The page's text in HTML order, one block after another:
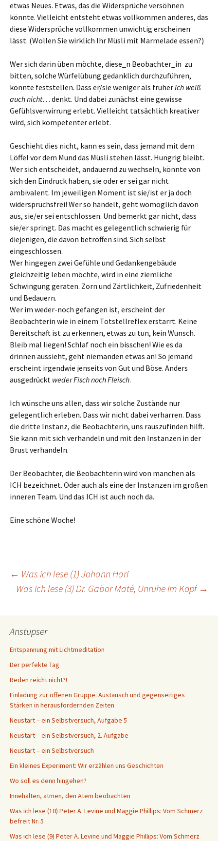
etwas Neues. Etwas, das die Widersprüche versöhnen
könnte. Vielleicht entsteht etwas vollkommen anderes, das
diese Widersprüche vollkommen unwichtig erscheinen
lässt. (Wollen Sie wirklich Ihr Müsli mit Marmelade essen?)
Wer sich darin üben möchte, diese_n Beobachter_in zu
bitten, solche Würfelübung gedanklich durchzuführen,
könnte feststellen. Dass er/sie weniger als früherIch weiß
auch nicht… denkt. Und dabei zunächst eine gewisse
Gefühlsverwirrung erlebt. Vielleicht tatsächlich kreativer
wird, sich kompetenter erlebt.
Geschieht dies nicht, kann es sein, dass jemand mit dem
Löffel vor dem Mund das Müsli stehen lässt. Hungrig bleibt.
Wer sich entscheidet, andauernd zu wechseln, könnte von
sich den Eindruck haben, sie oder er sei gar nicht
ambivalent. Im jeweiligen Moment ist sie/ist er ja doch
widerspruchsfrei! Wer so handelt, geht womöglich davon
aus, sie/er sei entschlossen. Und bemerkt gar nicht, dass
sie/er springt. Das macht es gelegentlich schwierig für
diejenigen, die davon betroffen sind. Sich selbst
eingeschlossen.
Wer hingegen zwei Gefühle und Gedankengebäude
gleichzeitig leben möchte, wird in eine ziemliche
Schwingung geraten. Zorn und Zärtlichkeit, Zufriedenheit
und Bedauern.
Wer im weder-noch gefangen ist, erscheint der
Beobachterin wie in einem Totstellreflex erstarrt. Keine
Bereitschaft ist zu erkennen, etwas zu tun, kein Wunsch.
Bleib mal liegen! Schlaf noch ein bisschen! Wie es da
drinnen aussieht, geht niemanden etwas an! So jemand
erscheint irgendwie jenseits von Gut und Böse. Anders
ausgedrückt weder Fisch noch Fleisch.
Ich wünsche uns allen, dass wir solche Zustände nur
gelegentlich erleben. Dass wir nicht dabei verharren. Dass
die dritte Instanz, die Beobachterin, uns rauszufinden hilft.
Sie kann mit sich verhandeln und mit den Instanzen in der
Brust verhandeln.
Der Beobachter, die Beobachterin wird von manchen als
ICH bezeichnet. Oder auch als eine der Instanzen im großen
inneren Team. Und das ICH ist auch noch da.
Eine schöne Woche!
Beitragsnavigation
← Was ich lese (1) Johann Hari
Was ich lese (3) Dr. Gabor Maté, Unruhe im Kopf →
Anstupser
Entspannung mit Lichtmeditation
Der perfekte Tag
Reden reicht nicht?!
Einladung zur offenen Gruppe: Austausch und gegenseitiges
Stärken in herausfordernden Zeiten
Neustart – ein Selbstversuch, Aufgabe 5
Neustart – ein Selbstversuch, 2. Aufgabe
Neustart – ein Selbstversuch
Ein kleines Experiment: Wir erzählen uns Geschichten
Wo soll es denn hingehen?
Innehalten, atmen, den Atem beobachten
Was ich lese (10) Peter A. Levine und Maggie Phillips: Vom Schmerz
befreit Nr. 5
Was ich lese (9) Peter A. Levine und Maggie Phillips: Vom Schmerz